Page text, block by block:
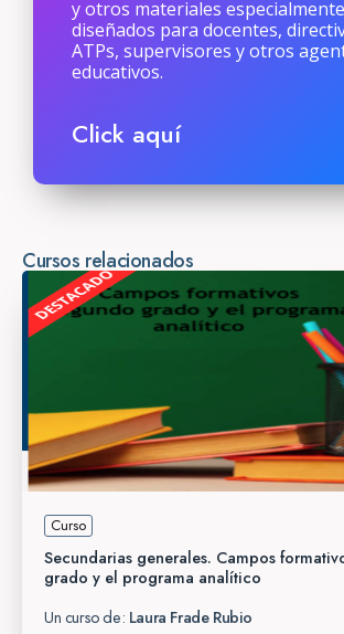
y otros materiales especialmente
diseñados para docentes,
ATPs, supervisores y otros
educativos.
Click aquí
Cursos relacionados
Curso
Secundarias generales. Campos
grado y el programa analítico
Un curso de: Laura Frade Rubio